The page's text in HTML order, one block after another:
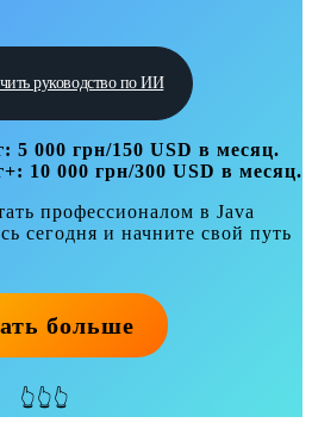
руководство по ИИ
5 000 грн/150 USD в месяц.
10 000 грн/300 USD в месяц.
профессионалом в Java
сегодня и начните свой путь
больше
👆👆👆